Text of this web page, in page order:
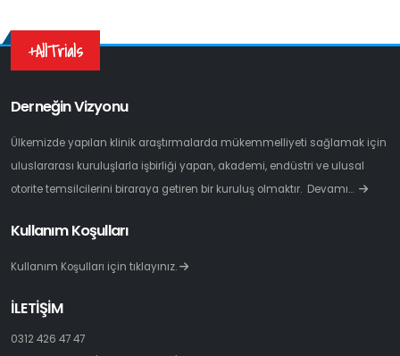
+AllTrials
Derneğin Vizyonu
Ülkemizde yapılan klinik araştırmalarda mükemmelliyeti sağlamak için
uluslararası kuruluşlarla işbirliği yapan, akademi, endüstri ve ulusal
otorite temsilcilerini biraraya getiren bir kuruluş olmaktır. Devamı…
Kullanım Koşulları
Kullanım Koşulları için tıklayınız.
İLETİŞİM
0312 426 47 47